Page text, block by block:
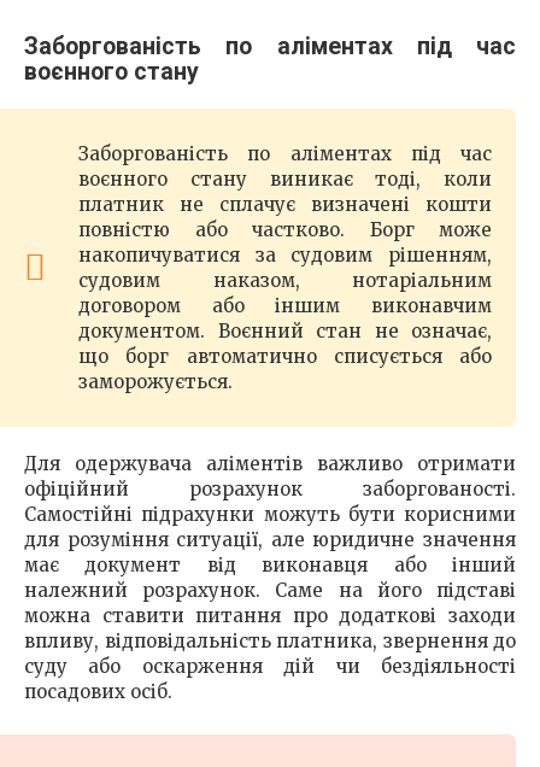
Заборгованість по аліментах під час
воєнного стану
Заборгованість по аліментах під час
воєнного стану виникає тоді, коли
платник не сплачує визначені кошти
повністю або частково. Борг може
накопичуватися за судовим рішенням,
судовим наказом, нотаріальним
договором або іншим виконавчим
документом. Воєнний стан не означає,
що борг автоматично списується або
заморожується.
Для одержувача аліментів важливо отримати
офіційний розрахунок заборгованості.
Самостійні підрахунки можуть бути корисними
для розуміння ситуації, але юридичне значення
має документ від виконавця або інший
належний розрахунок. Саме на його підставі
можна ставити питання про додаткові заходи
впливу, відповідальність платника, звернення до
суду або оскарження дій чи бездіяльності
посадових осіб.